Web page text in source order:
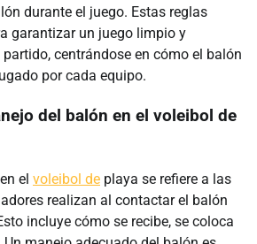
durante el juego. Estas reglas
garantizar un juego limpio y
centrándose en cómo el balón
por cada equipo.
del balón en el voleibol de
el voleibol de playa se refiere a las
realizan al contactar el balón
incluye cómo se recibe, se coloca